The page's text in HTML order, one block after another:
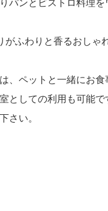
がふわりと香るおしゃ
、ペットと一緒にお食
としての利用も可能で
さい。